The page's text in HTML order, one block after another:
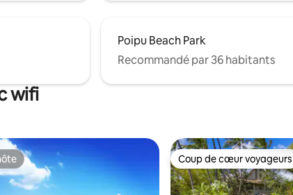
Poipu Beach Park
Recommandé par 36 habitants
wifi
Coup de cœur voyageurs
Coup de cœur voyageurs